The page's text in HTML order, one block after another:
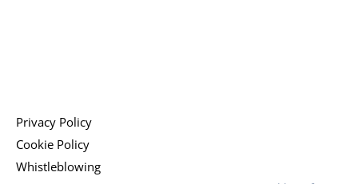
Privacy Policy
Cookie Policy
Whistleblowing